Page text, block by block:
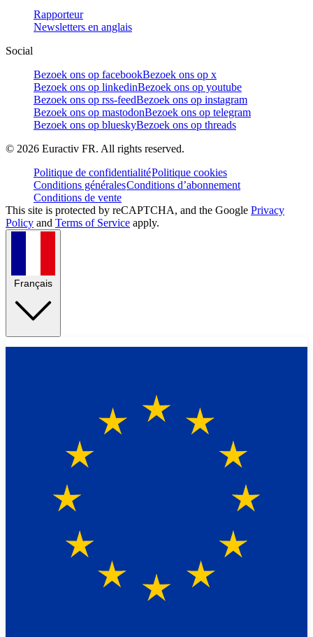
Rapporteur
Newsletters en anglais
Social
Bezoek ons op facebookBezoek ons op x
Bezoek ons op linkedinBezoek ons op youtube
Bezoek ons op rss-feedBezoek ons op instagram
Bezoek ons op mastodonBezoek ons op telegram
Bezoek ons op blueskyBezoek ons op threads
© 2026 Euractiv FR. All rights reserved.
Politique de confidentialitéPolitique cookies
Conditions généralesConditions d’abonnement
Conditions de vente
This site is protected by reCAPTCHA, and the Google Privacy
Policy and Terms of Service apply.
Français